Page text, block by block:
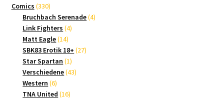
Comics 330330
Produkte
Bruchbach Serenade 44
Link Fighters 44
Matt Eagle 1414
Produkte
SBK83 Erotik 18+ 2727
Star Spartan 11
Produkt
Verschiedene 4343
Western 66
Produkte
TNA United 1616